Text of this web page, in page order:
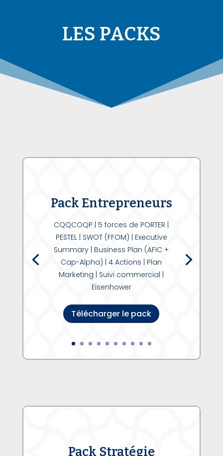
LES PACKS
Pack Entrepreneurs
CQQCOQP | 5 forces de PORTER |
PESTEL | SWOT (FFOM) | Executive
Summary | Business Plan (AFIC +
Cap-Alpha) | 4 Actions | Plan
Marketing | Suivi commercial |
Eisenhower
Télécharger le pack
Pack Stratégie